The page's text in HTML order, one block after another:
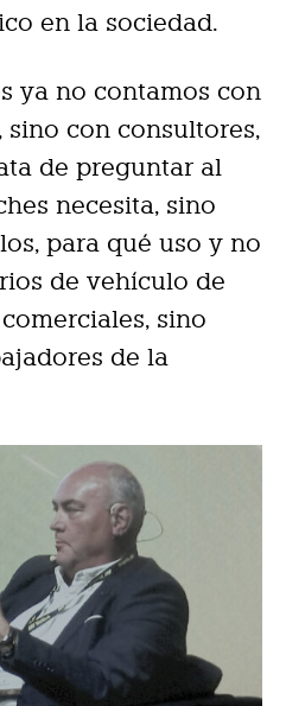
en la sociedad.
ya no contamos con
sino con consultores,
de preguntar al
necesita, sino
para qué uso y no
de vehículo de
sino
de la